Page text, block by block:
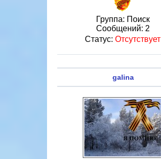
Группа: Поиск
Сообщений: 2
Статус: Отсутствует
galina